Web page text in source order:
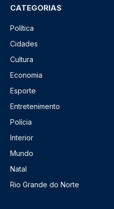
CATEGORIAS
Política
Cidades
Cultura
Economia
Esporte
Entretenimento
Polícia
Interior
Mundo
Natal
Rio Grande do Norte